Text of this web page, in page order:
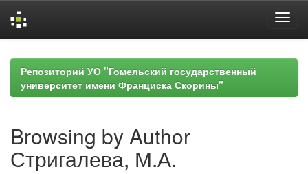
navigationРепозиторий УО "Гомельский государственный
университет имени Франциска Скорины"
Browsing by Author
Стригалева, М.А.